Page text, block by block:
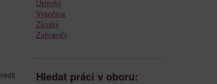
Ústecký
Vysočina
Zlínský
Zahraničí
Hledat práci v oboru: